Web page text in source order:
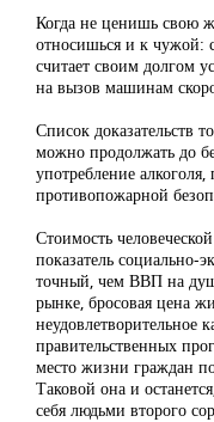
Когда не ценишь свою
относишься и к чужой:
считает своим долгом
на вызов машинам
Список доказательств
можно продолжать до
употребление
противопожарной
Стоимость
показатель социально-
точный, чем ВВП на
рынке, бросовая цена
неудовлетворительное
правительственных
место жизни граждан
Таковой она и
себя людьми второго